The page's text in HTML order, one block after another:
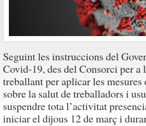
Seguint les instruccions del
Covid-19, des del Consorci per
treballant per aplicar les
sobre la salut de treballadors i
suspendre tota l’activitat
iniciar el dijous 12 de març i